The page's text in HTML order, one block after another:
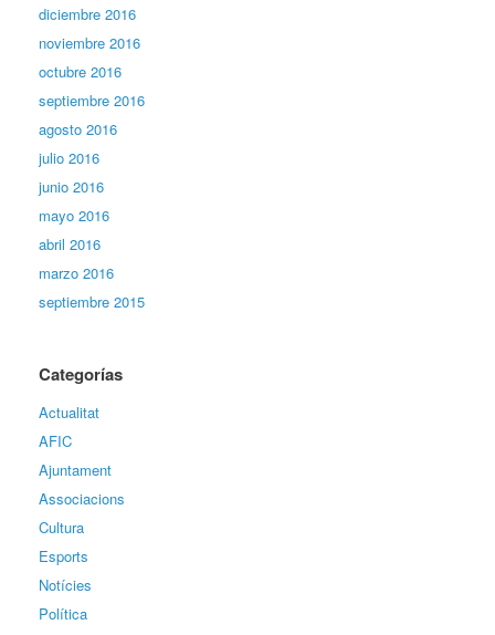
diciembre 2016
noviembre 2016
octubre 2016
septiembre 2016
agosto 2016
julio 2016
junio 2016
mayo 2016
abril 2016
marzo 2016
septiembre 2015
Categorías
Actualitat
AFIC
Ajuntament
Associacions
Cultura
Esports
Notícies
Política